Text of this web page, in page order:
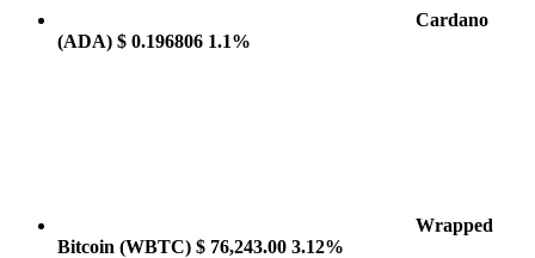
Cardano
(ADA) $ 0.196806 1.1%
Wrapped
Bitcoin (WBTC) $ 76,243.00 3.12%